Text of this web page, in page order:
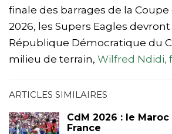
finale des barrages de la
2026, les Supers Eagles
République Démocratique du
milieu de terrain, Wilfred Ndidi,
ARTICLES SIMILAIRES
CdM 2026 : le
France